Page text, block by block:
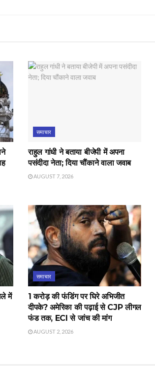
समाचार
राहुल गांधी ने बताया बीजेपी में अपना
पसंदीदा नेता; दिया चौंकाने वाला जवाब
AUGUST 7, 2026
में
समाचार
1 करोड़ की फंडिंग पर घिरे अभिजीत
दीपके? अमेरिका की पढ़ाई से CJP लीगल
फंड तक, ECI से जांच की मांग
AUGUST 2, 2026